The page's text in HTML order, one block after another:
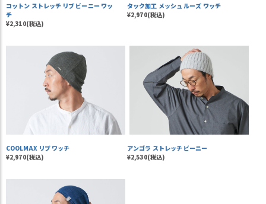
コットン ストレッチ リブ ビーニー ワッ
チ
¥2,310(税込)
タック加工 メッシュ ルーズ ワッチ
¥2,970(税込)
COOLMAX リブ ワッチ
¥2,970(税込)
アンゴラ ストレッチ ビーニー
¥2,530(税込)